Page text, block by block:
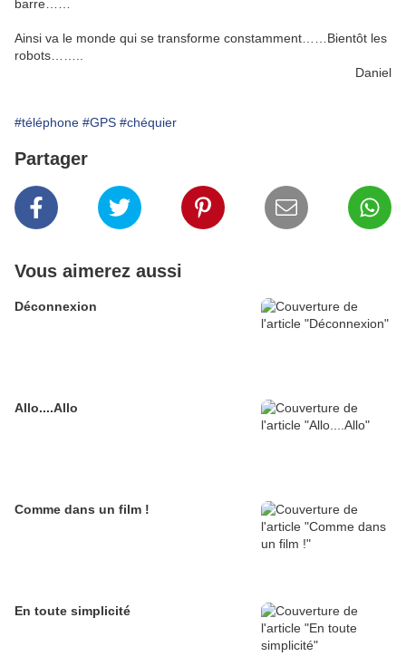
barre……
Ainsi va le monde qui se transforme constamment……Bientôt les
robots……..
Daniel
#téléphone #GPS #chéquier
Partager
Vous aimerez aussi
Déconnexion
Allo....Allo
Comme dans un film !
En toute simplicité